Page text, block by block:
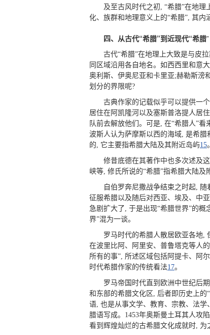
及至古风时代之初, “希腊”在地
化、族群和地理意义上的“希腊”, 其内
四、从古代“希腊”到近现代“希腊”
古代“希腊”在地理上大致是与皮
同区域沿用各自地名。如西西里和意
奥利斯、伊奥尼亚和卡里亚;赫勒斯滂
划分的界限呢?
古典作家的记载似乎可以提供一
居住在阿凯隆河以及塞斯普洛提人居
队前去解放他们。可是, 在“希腊人”
波斯人认为萨摩斯以西的海域, 是希
的, 它主要指希腊大陆及其附近岛屿15。
修昔底德在其著作中也多次述及
峡等, 修氏所说的“希腊”指希腊大陆及
自伯罗奔尼撒战争结束之时起,
征服希腊以及随后对西亚、埃及、中
急剧扩大了, 于是出现“希腊世界”的
界”混为一谈。
罗马时代的希腊人散居欧亚各地,
在波里比阿、阿里安、普鲁塔克等人
所有的事”, 所述区域包括阿提卡、阿
时代希腊作家的传统看法17。
罗马帝国时代直到欧洲中世纪后
和东部的希腊文化区, 后者即历史上的
语, 也是从事文学、教育、宗教、法
腊语写成。1453年奥斯曼土耳其人攻
看到辉煌灿烂的古希腊文化成就时, 为